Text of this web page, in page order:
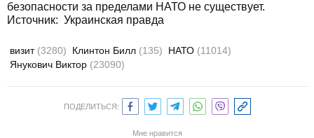
безопасности за пределами НАТО не существует.
Источник: Украинская правда
визит (3280) Клинтон Билл (135) НАТО (11014)
Янукович Виктор (23090)
ПОДЕЛИТЬСЯ:
Мне нравится